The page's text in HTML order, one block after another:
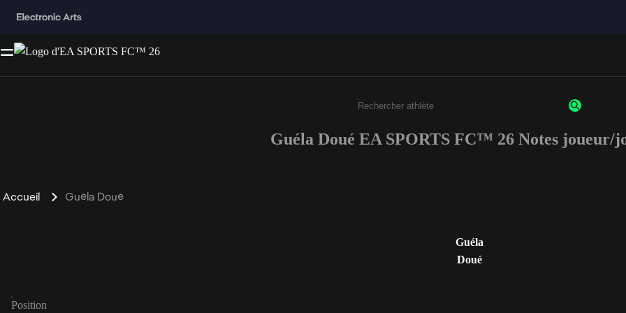
Saisissez au moins 3 caractères ou chiffres.
Guéla Doué EA SPORTS FC™ 26 Notes joueur/
Accueil Guéla Doué
Guéla
Doué
Position